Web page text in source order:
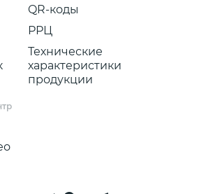
QR-коды
РРЦ
Технические
характеристики
продукции